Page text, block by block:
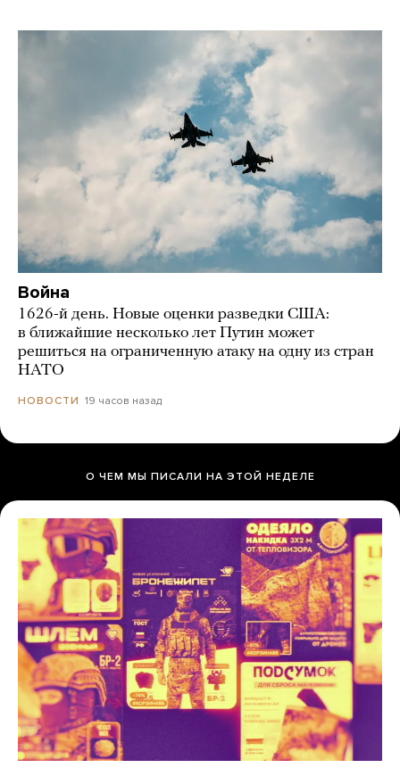
Война
1626-й день. Новые оценки разведки США:
в ближайшие несколько лет Путин может
решиться на ограниченную атаку на одну из стран
НАТО
НОВОСТИ 19 часов назад
О ЧЕМ МЫ ПИСАЛИ НА ЭТОЙ НЕДЕЛЕ